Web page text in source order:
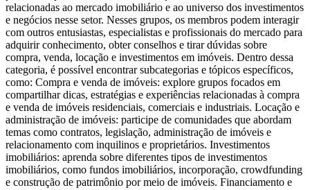
relacionadas ao mercado imobiliário e ao universo dos investimentos
e negócios nesse setor. Nesses grupos, os membros podem interagir
com outros entusiastas, especialistas e profissionais do mercado para
adquirir conhecimento, obter conselhos e tirar dúvidas sobre
compra, venda, locação e investimentos em imóveis. Dentro dessa
categoria, é possível encontrar subcategorias e tópicos específicos,
como: Compra e venda de imóveis: explore grupos focados em
compartilhar dicas, estratégias e experiências relacionadas à compra
e venda de imóveis residenciais, comerciais e industriais. Locação e
administração de imóveis: participe de comunidades que abordam
temas como contratos, legislação, administração de imóveis e
relacionamento com inquilinos e proprietários. Investimentos
imobiliários: aprenda sobre diferentes tipos de investimentos
imobiliários, como fundos imobiliários, incorporação, crowdfunding
e construção de patrimônio por meio de imóveis. Financiamento e